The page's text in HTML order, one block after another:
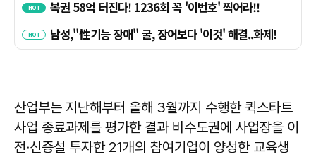
산업부는 지난해부터 올해 3월까지 수행한 퀵스타트
사업 종료과제를 평가한 결과 비수도권에 사업장을 이
전·신증설 투자한 21개의 참여기업이 양성한 교육생